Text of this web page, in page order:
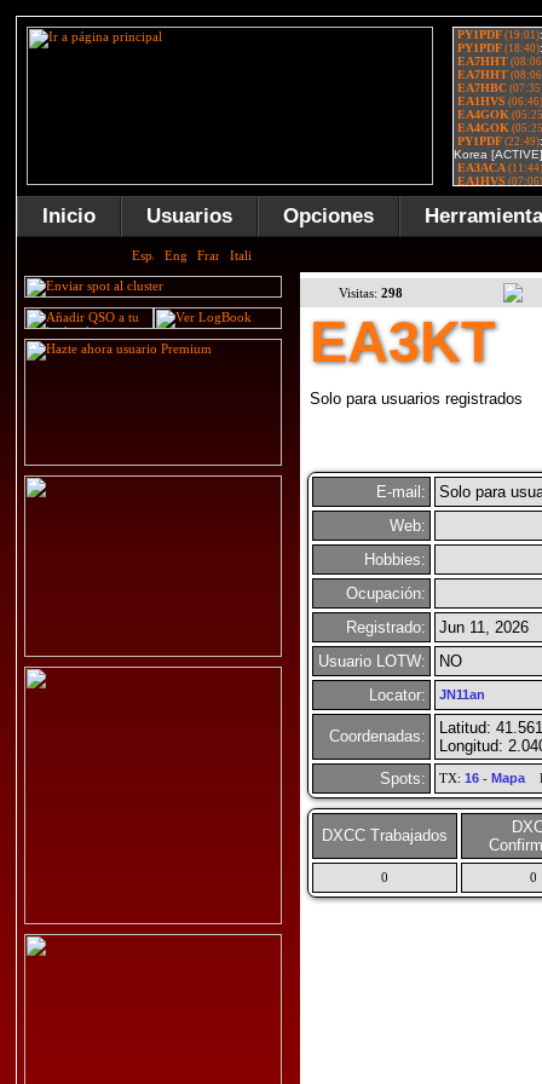
Inicio Usuarios Opciones
Visitas: 298
EA3KT
Solo para usuarios registrados
E-mail:
Solo para
Web:
Hobbies:
Ocupación:
Registrado:
Jun 11, 2026
Usuario LOTW:
NO
Locator:
JN11an
Coordenadas:
Latitud:
Longitud:
Spots:
TX: 16- Mapa
DXCC Trabajados
0 0